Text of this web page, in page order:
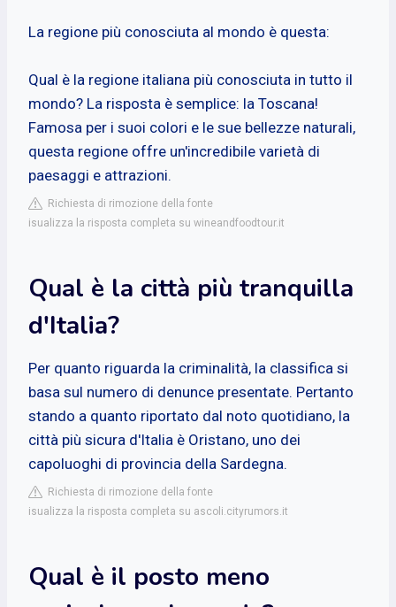
La regione più conosciuta al mondo è questa:
Qual è la regione italiana più conosciuta in tutto il
mondo? La risposta è semplice: la Toscana!
Famosa per i suoi colori e le sue bellezze naturali,
questa regione offre un'incredibile varietà di
paesaggi e attrazioni.
Richiesta di rimozione della fonte
isualizza la risposta completa su wineandfoodtour.it
Qual è la città più tranquilla
d'Italia?
Per quanto riguarda la criminalità, la classifica si
basa sul numero di denunce presentate. Pertanto
stando a quanto riportato dal noto quotidiano, la
città più sicura d'Italia è Oristano, uno dei
capoluoghi di provincia della Sardegna.
Richiesta di rimozione della fonte
isualizza la risposta completa su ascoli.cityrumors.it
Qual è il posto meno